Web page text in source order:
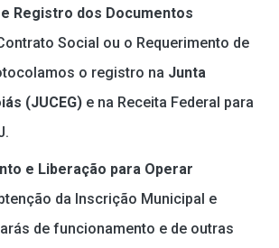
Registro dos Documentos
Social ou o Requerimento de
o registro na Junta
(JUCEG) e na Receita Federal para
e Liberação para Operar
da Inscrição Municipal e
de funcionamento e de outras